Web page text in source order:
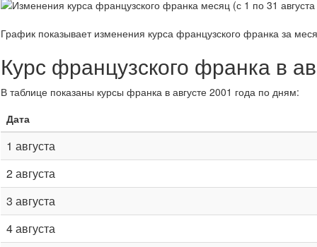
График показывает изменения курса французского франка за
Курс французского франка в
В таблице показаны курсы франка в августе 2001 года по дням:
Дата
1 августа
2 августа
3 августа
4 августа